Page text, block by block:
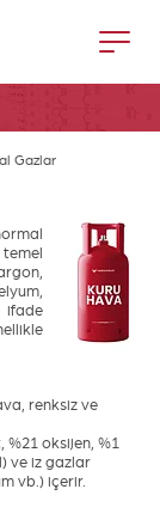
Gazlar
ifade
renksiz ve
%21 oksijen, %1
ve iz gazlar
vb.) içerir.